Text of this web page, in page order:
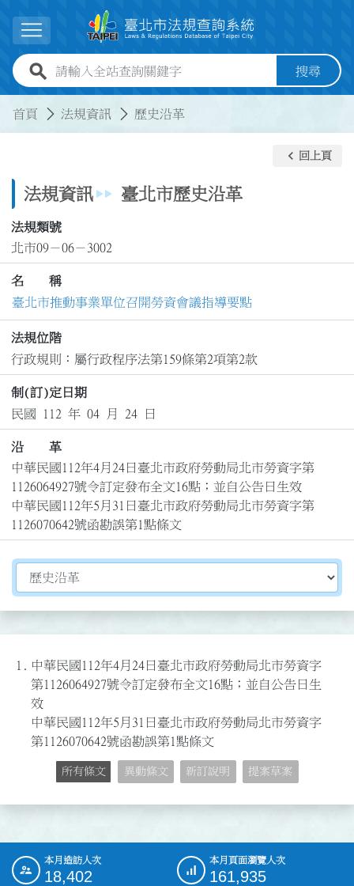
展開選單
全站查詢關鍵字欄位 搜尋
首頁 法規資訊 歷史沿革
法規資訊 臺北市歷史沿革
keyboard_arrow_left 回上頁
法規類號
北市09－06－3002
名 稱
臺北市推動事業單位召開勞資會議指導要點
法規位階
行政規則：屬行政程序法第159條第2項第2款
制(訂)定日期
民國 112 年 04 月 24 日
沿 革
中華民國112年4月24日臺北市政府勞動局北市勞資字第
1126064927號令訂定發布全文16點；並自公告日生效
中華民國112年5月31日臺北市政府勞動局北市勞資字第
1126070642號函勘誤第1點條文
切換選擇法規資訊內容
1. 中華民國112年4月24日臺北市政府勞動局北市勞資字
第1126064927號令訂定發布全文16點；並自公告日生
效
中華民國112年5月31日臺北市政府勞動局北市勞資字
第1126070642號函勘誤第1點條文
所有條文 異動條文 新訂說明 提案草案
::: 本月造訪人次
18,402
本月頁面瀏覽人次
161,935